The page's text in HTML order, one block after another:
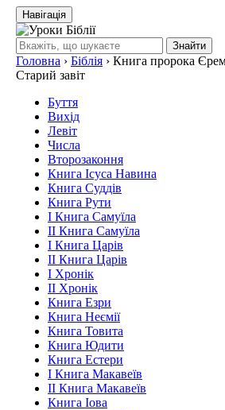
Навігація
Знайти
Головна › Біблія › Книга пророка
Старий завіт
Буття
Вихід
Левіт
Числа
Второзаконня
Книга Ісуса Навина
Книга Суддів
Книга Рути
І Книга Самуїла
ІІ Книга Самуїла
І Книга Царів
ІІ Книга Царів
І Хронік
ІІ Хронік
Книга Езри
Книга Неємії
Книга Товита
Книга Юдити
Книга Естери
І Книга Макавеїв
ІІ Книга Макавеїв
Книга Іова